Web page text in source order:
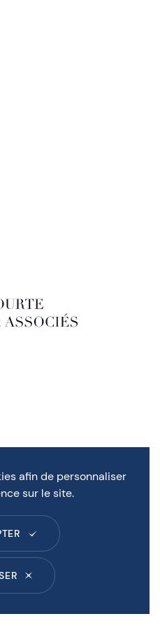
& ASSOCIÉS
afin de personnaliser
sur le site.